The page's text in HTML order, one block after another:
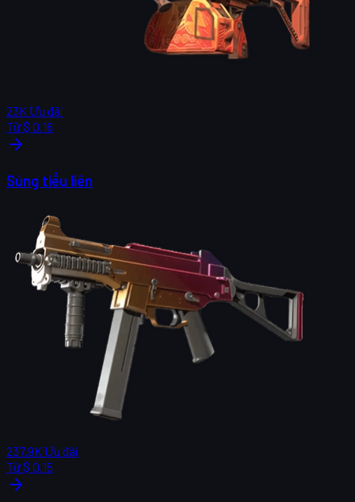
23KƯu đãi
Từ$ 0.16
Súng tiểu liên
237.9KƯu đãi
Từ$ 0.15